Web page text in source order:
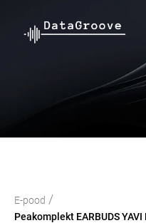
E-pood /
Peakomplekt EARBUDS